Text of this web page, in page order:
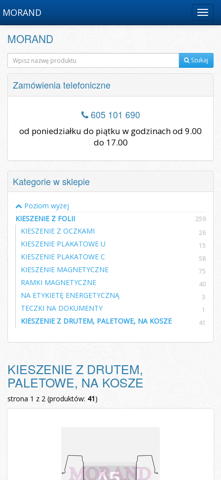
Menu
MORAND
MORAND
Szukaj
Zamówienia telefoniczne
605 101 690
od poniedziałku do piątku w godzinach od 9.00
do 17.00
Kategorie w sklepie
Poziom wyżej
KIESZENIE Z FOLII
259
KIESZENIE Z OCZKAMI 26
KIESZENIE PLAKATOWE U 15
KIESZENIE PLAKATOWE C 58
KIESZENIE MAGNETYCZNE 75
RAMKI MAGNETYCZNE 40
NA ETYKIETĘ ENERGETYCZNĄ 3
TECZKI NA DOKUMENTY 1
KIESZENIE Z DRUTEM, PALETOWE, NA KOSZE 41
KIESZENIE Z DRUTEM,
PALETOWE, NA KOSZE
strona 1 z 2 (produktów: 41)